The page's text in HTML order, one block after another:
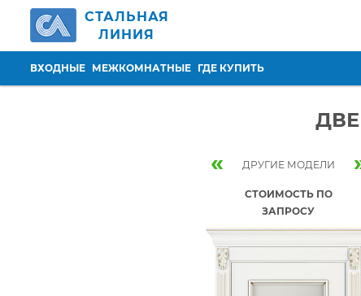
Перейти к основному содержанию
СТАЛЬНАЯ
ЛИНИЯ
ВХОДНЫЕ МЕЖКОМНАТНЫЕ ГДЕ КУПИТЬ
« ДРУГИЕ МОДЕЛИ
СТОИМОСТЬ ПО
ЗАПРОСУ